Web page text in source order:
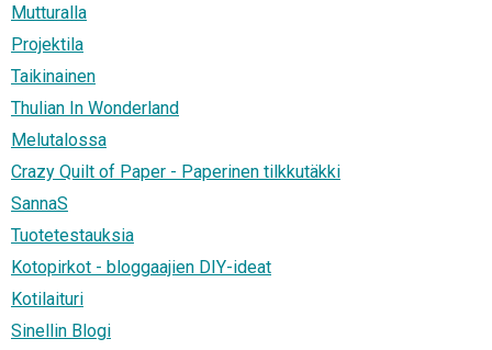
Mutturalla
Projektila
Taikinainen
Thulian In Wonderland
Melutalossa
Crazy Quilt of Paper - Paperinen tilkkutäkki
SannaS
Tuotetestauksia
Kotopirkot - bloggaajien DIY-ideat
Kotilaituri
Sinellin Blogi